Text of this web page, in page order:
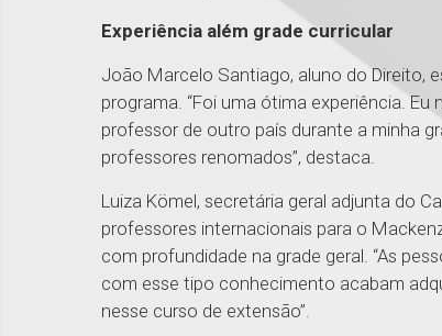
Experiência além grade curricular
João Marcelo Santiago, aluno do Direito,
programa. “Foi uma ótima experiência.
professor de outro país durante a minha
professores renomados”, destaca.
Luiza Kömel, secretária geral adjunta do
professores internacionais para o
com profundidade na grade geral. “As
com esse tipo conhecimento acabam
nesse curso de extensão”.